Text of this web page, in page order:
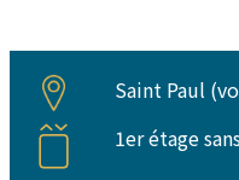
Saint Paul (
1er étage